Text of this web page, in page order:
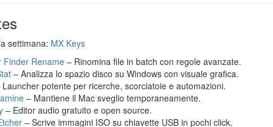
settimana: MX Keys
Finder Rename – Rinomina file in batch con regole avanzate.
– Analizza lo spazio disco su Windows con visuale grafica.
Launcher potente per ricerche, scorciatoie e automazioni.
– Mantiene il Mac sveglio temporaneamente.
– Editor audio gratuito e open source.
– Scrive immagini ISO su chiavette USB in pochi click.